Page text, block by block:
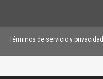
Términos de servicio y privacidad